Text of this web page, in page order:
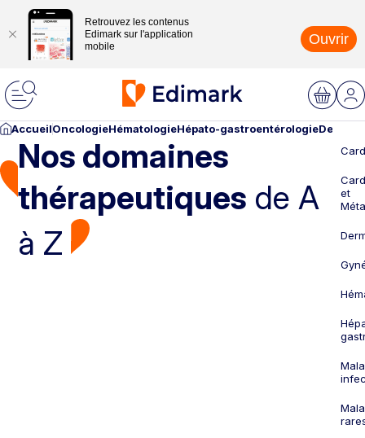
Retrouvez les contenus
Edimark sur l'application
mobile
Ouvrir
AccueilOncologieHématologieHépato-gastroentérologie
Nos domaines
thérapeutiques de A
à Z
et